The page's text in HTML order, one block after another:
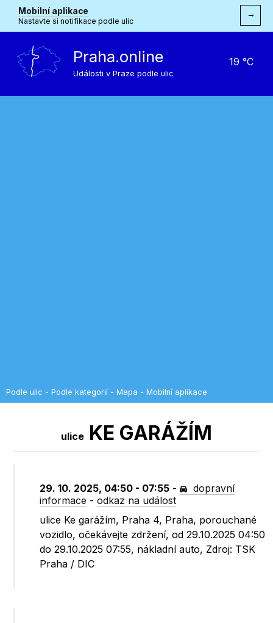
Mobilní aplikace
Nastavte si notifikace podle ulic
→
Praha.online
Události v Praze podle ulic
19 °C
Podle ulic - Podle kategorií - Mapa - Mobilní aplikace
ulice KE GARÁŽÍM
29. 10. 2025, 04:50 - 07:55 -
dopravní
informace -odkaz na událost
ulice Ke garážím, Praha 4, Praha, porouchané
vozidlo, očekávejte zdržení, od 29.10.2025 04:50
do 29.10.2025 07:55, nákladní auto, Zdroj: TSK
Praha / DIC